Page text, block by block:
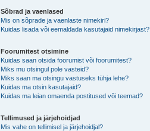
Sõbrad ja vaenlased
Mis on sõprade ja vaenlaste nimekiri?
Kuidas lisada või eemaldada kasutajaid nimekirjast?
Foorumitest otsimine
Kuidas saan otsida foorumist või foorumitest?
Miks mu otsingul pole vasteid?
Miks saan ma otsingu vastuseks tühja lehe?
Kuidas ma otsin kasutajaid?
Kuidas ma leian omaenda postitused või teemad?
Tellimused ja järjehoidjad
Mis vahe on tellimisel ja järjehoidjal?